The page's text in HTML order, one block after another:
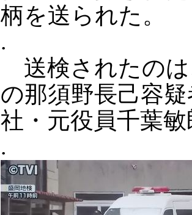
柄を送られた。
.
送検されたのは
の那須野長己容
社・元役員千葉
.